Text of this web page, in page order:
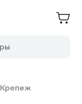
Крепеж